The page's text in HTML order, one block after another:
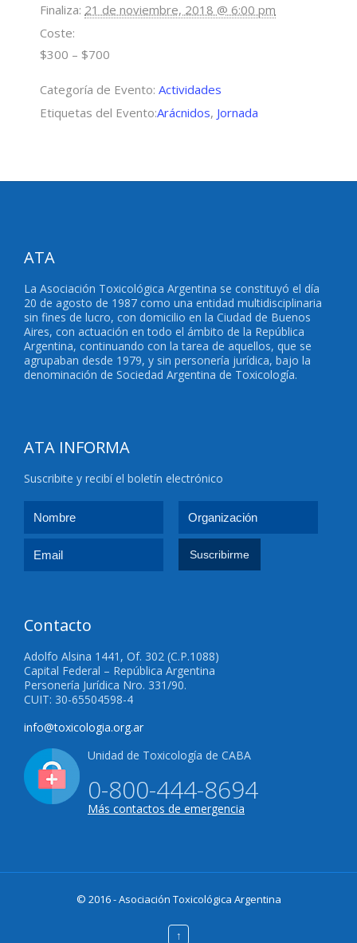
Finaliza: 21 de noviembre, 2018 @ 6:00 pm
Coste:
$300 – $700
Categoría de Evento: Actividades
Etiquetas del Evento:Arácnidos, Jornada
ATA
La Asociación Toxicológica Argentina se constituyó el día
20 de agosto de 1987 como una entidad multidisciplinaria
sin fines de lucro, con domicilio en la Ciudad de Buenos
Aires, con actuación en todo el ámbito de la República
Argentina, continuando con la tarea de aquellos, que se
agrupaban desde 1979, y sin personería jurídica, bajo la
denominación de Sociedad Argentina de Toxicología.
ATA INFORMA
Suscribite y recibí el boletín electrónico
Contacto
Adolfo Alsina 1441, Of. 302 (C.P.1088)
Capital Federal – República Argentina
Personería Jurídica Nro. 331/90.
CUIT: 30-65504598-4
info@toxicologia.org.ar
Unidad de Toxicología de CABA
0-800-444-8694
Más contactos de emergencia
© 2016 - Asociación Toxicológica Argentina
↑